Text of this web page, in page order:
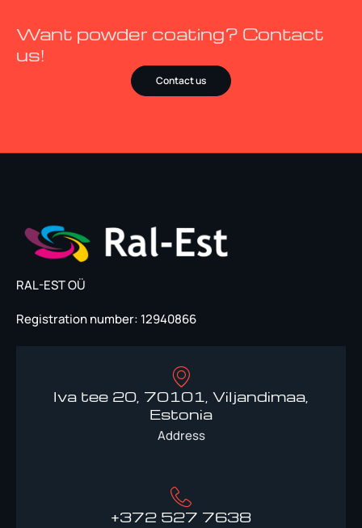
Want powder coating? Contact
us!
Contact us
RAL-EST OÜ
Registration number: 12940866
Iva tee 20, 70101, Viljandimaa,
Estonia
Address
+372 527 7638